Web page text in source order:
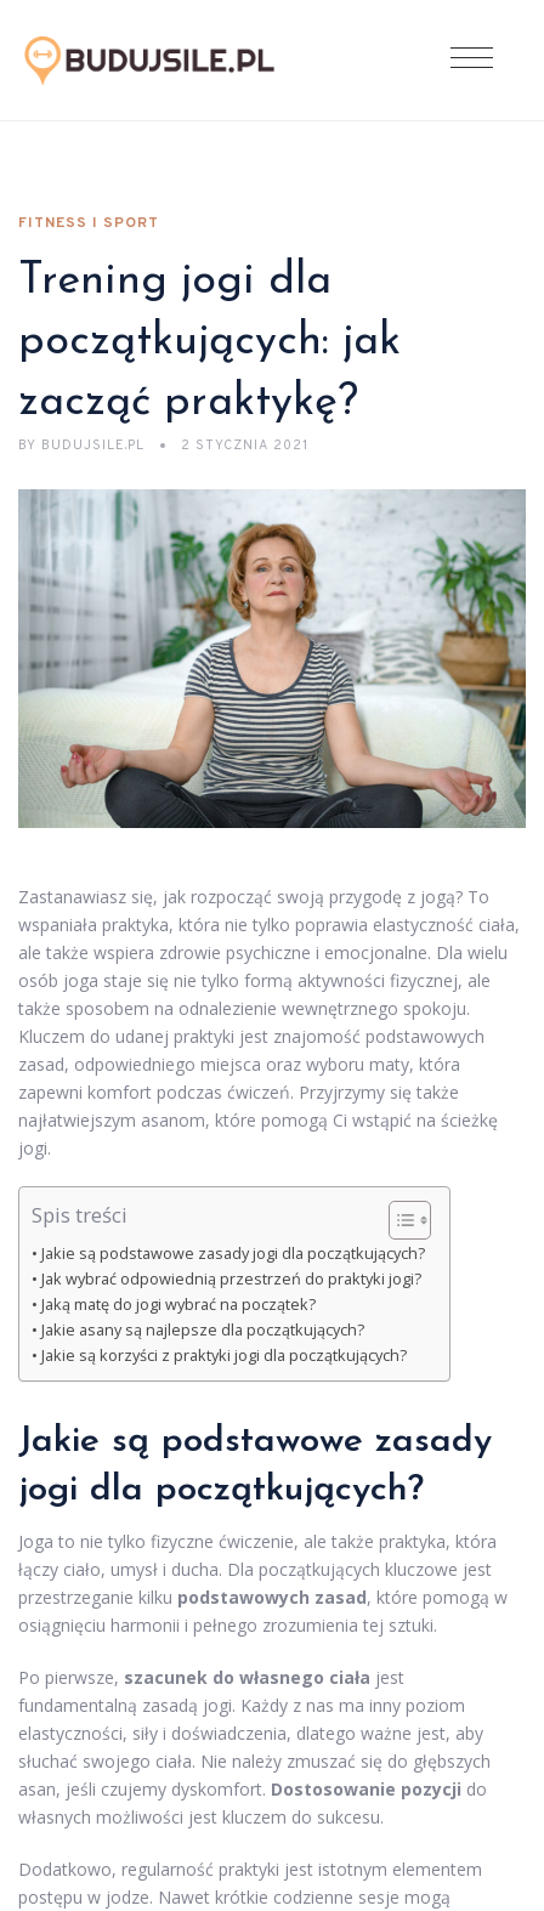
FITNESS I SPORT
Trening jogi dla
początkujących: jak
zacząć praktykę?
BY BUDUJSILE.PL 2 STYCZNIA 2021
Zastanawiasz się, jak rozpocząć swoją przygodę z jogą? To
wspaniała praktyka, która nie tylko poprawia elastyczność ciała,
ale także wspiera zdrowie psychiczne i emocjonalne. Dla wielu
osób joga staje się nie tylko formą aktywności fizycznej, ale
także sposobem na odnalezienie wewnętrznego spokoju.
Kluczem do udanej praktyki jest znajomość podstawowych
zasad, odpowiedniego miejsca oraz wyboru maty, która
zapewni komfort podczas ćwiczeń. Przyjrzymy się także
najłatwiejszym asanom, które pomogą Ci wstąpić na ścieżkę
jogi.
Spis treści
Jakie są podstawowe zasady jogi dla początkujących?
Jak wybrać odpowiednią przestrzeń do praktyki jogi?
Jaką matę do jogi wybrać na początek?
Jakie asany są najlepsze dla początkujących?
Jakie są korzyści z praktyki jogi dla początkujących?
Jakie są podstawowe zasady
jogi dla początkujących?
Joga to nie tylko fizyczne ćwiczenie, ale także praktyka, która
łączy ciało, umysł i ducha. Dla początkujących kluczowe jest
przestrzeganie kilku podstawowych zasad, które pomogą w
osiągnięciu harmonii i pełnego zrozumienia tej sztuki.
Po pierwsze, szacunek do własnego ciała jest
fundamentalną zasadą jogi. Każdy z nas ma inny poziom
elastyczności, siły i doświadczenia, dlatego ważne jest, aby
słuchać swojego ciała. Nie należy zmuszać się do głębszych
asan, jeśli czujemy dyskomfort. Dostosowanie pozycji do
własnych możliwości jest kluczem do sukcesu.
Dodatkowo, regularność praktyki jest istotnym elementem
postępu w jodze. Nawet krótkie codzienne sesje mogą